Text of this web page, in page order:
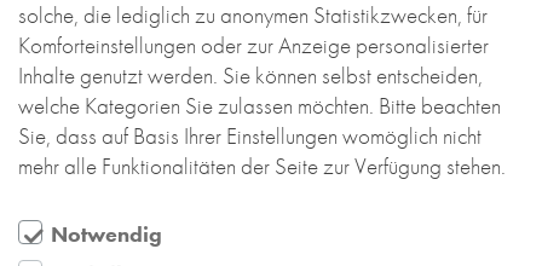
solche, die lediglich zu anonymen Statistikzwecken, für
Komforteinstellungen oder zur Anzeige personalisierter
Inhalte genutzt werden. Sie können selbst entscheiden,
welche Kategorien Sie zulassen möchten. Bitte beachten
Sie, dass auf Basis Ihrer Einstellungen womöglich nicht
mehr alle Funktionalitäten der Seite zur Verfügung stehen.
Notwendig